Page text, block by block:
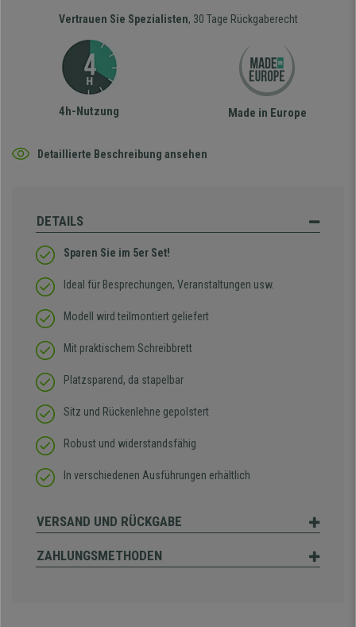
Vertrauen Sie Spezialisten, 30 Tage Rückgaberecht
4h-Nutzung Made in Europe
Detaillierte Beschreibung ansehen
DETAILS
Sparen Sie im 5er Set!
Ideal für Besprechungen, Veranstaltungen usw.
Modell wird teilmontiert geliefert
Mit praktischem Schreibbrett
Platzsparend, da stapelbar
Sitz und Rückenlehne gepolstert
Robust und widerstandsfähig
In verschiedenen Ausführungen erhältlich
VERSAND UND RÜCKGABE
ZAHLUNGSMETHODEN